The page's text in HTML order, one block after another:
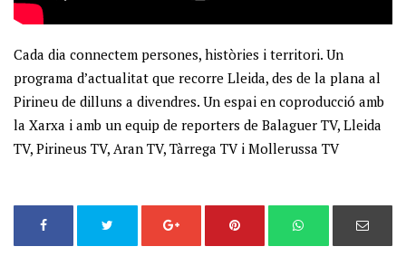
Cada dia connectem persones, històries i territori. Un
programa d’actualitat que recorre Lleida, des de la plana al
Pirineu de dilluns a divendres. Un espai en coproducció amb
la Xarxa i amb un equip de reporters de Balaguer TV, Lleida
TV, Pirineus TV, Aran TV, Tàrrega TV i Mollerussa TV